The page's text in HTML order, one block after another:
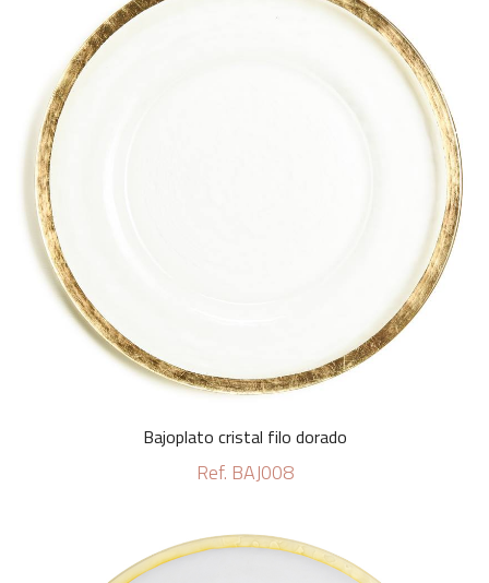
Bajoplato cristal filo dorado
Ref. BAJ008